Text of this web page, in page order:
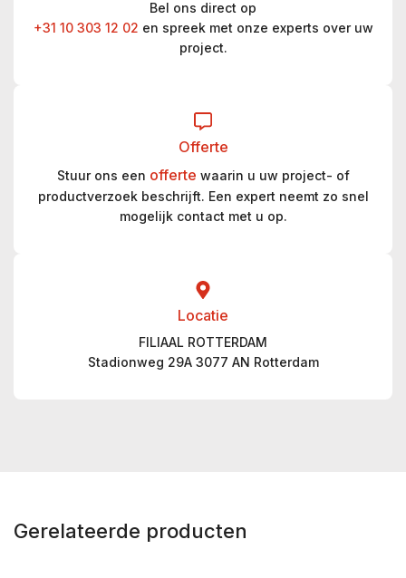
Bel ons direct op
+31 10 303 12 02 en spreek met onze experts over uw
project.
Offerte
Stuur ons een offerte waarin u uw project- of
productverzoek beschrijft. Een expert neemt zo snel
mogelijk contact met u op.
Locatie
FILIAAL ROTTERDAM
Stadionweg 29A 3077 AN Rotterdam
Gerelateerde producten